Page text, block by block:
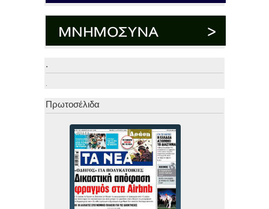
.
.
Πρωτοσέλιδα